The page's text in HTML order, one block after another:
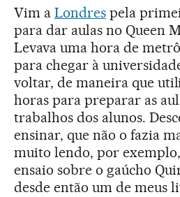
Vim a Londrespela
para dar aulas no Queen
Levava uma hora de
para chegar à
voltar, de maneira que
horas para preparar as
trabalhos dos alunos.
ensinar, que não o fazia
muito lendo, por
ensaio sobre o gaúcho
desde então um de meus